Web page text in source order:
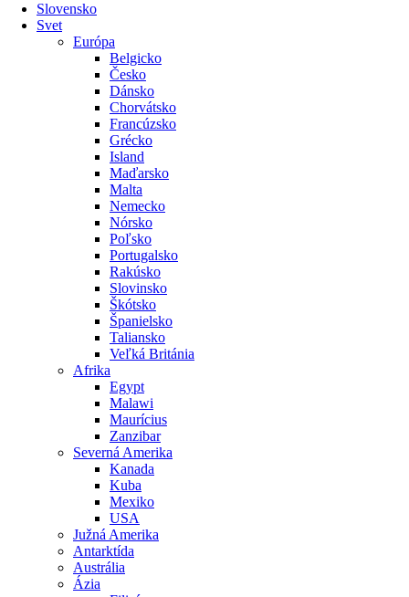
Slovensko
Svet
Európa
Belgicko
Česko
Dánsko
Chorvátsko
Francúzsko
Grécko
Island
Maďarsko
Malta
Nemecko
Nórsko
Poľsko
Portugalsko
Rakúsko
Slovinsko
Škótsko
Španielsko
Taliansko
Veľká Británia
Afrika
Egypt
Malawi
Maurícius
Zanzibar
Severná Amerika
Kanada
Kuba
Mexiko
USA
Južná Amerika
Antarktída
Austrália
Ázia